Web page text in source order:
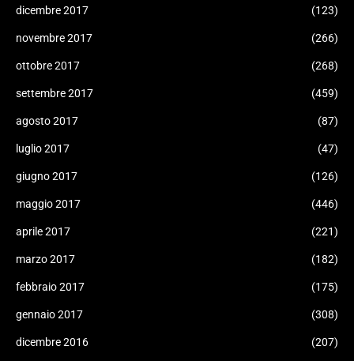
dicembre 2017 (123)
novembre 2017 (266)
ottobre 2017 (268)
settembre 2017 (459)
agosto 2017 (87)
luglio 2017 (47)
giugno 2017 (126)
maggio 2017 (446)
aprile 2017 (221)
marzo 2017 (182)
febbraio 2017 (175)
gennaio 2017 (308)
dicembre 2016 (207)